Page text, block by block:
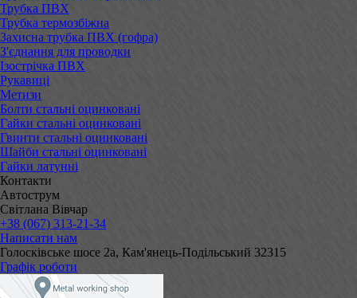
Трубка ПВХ
Трубка термозбіжна
Захисна трубка ПВХ (гофра)
З'єднання для проводки
Ізострічка ПВХ
Рукавиці
Метизи
Болти стальні оцинковані
Гайки стальні оцинковані
Гвинти стальні оцинковані
Шайби стальні оцинковані
Гайки латунні
Контакти
Автострум
Світлана Вівчар
+38 (067) 313-21-34
Написати нам
Голосківське шосе 2а, Кам'янець-Подільський 32315
Графік роботи